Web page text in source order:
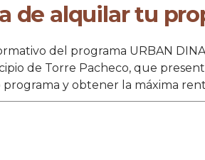
de alquilar tu
del programa URBAN
de Torre Pacheco, que
y obtener la máxima